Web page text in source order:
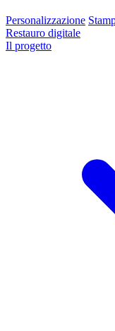
Personalizzazione
Restauro digitale
Il progetto